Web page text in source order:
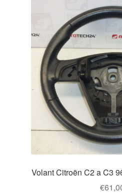
Volant Citroën C2 a C3
€